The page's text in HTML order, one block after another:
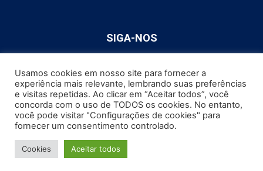
SIGA-NOS
Formulário de Consentimento
Política de Cookies
Política de Privacidade
© Sindicato dos Trabalhadores Metalúrgicos de Piracicaba e Região
1947 - 2022
Como podemos te Ajudar?
Usamos cookies em nosso site para fornecer a
experiência mais relevante, lembrando suas preferências
e visitas repetidas. Ao clicar em “Aceitar todos”, você
concorda com o uso de TODOS os cookies. No entanto,
você pode visitar "Configurações de cookies" para
fornecer um consentimento controlado.
Cookies Aceitar todos